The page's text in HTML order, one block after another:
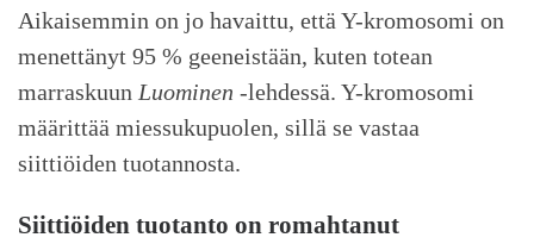
Aikaisemmin on jo havaittu, että Y-kromosomi on
menettänyt 95 % geeneistään, kuten totean
marraskuun Luominen -lehdessä. Y-kromosomi
määrittää miessukupuolen, sillä se vastaa
siittiöiden tuotannosta.
Siittiöiden tuotanto on romahtanut